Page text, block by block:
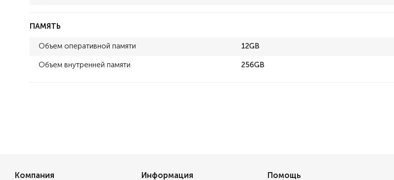
ПАМЯТЬ
Объем оперативной памяти 12GB
Объем внутренней памяти 256GB
Компания Информация Помощь